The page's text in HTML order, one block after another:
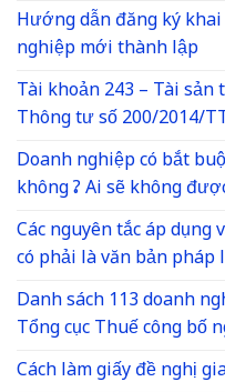
Hướng dẫn đăng ký
nghiệp mới thành lập
Tài khoản 243 – Tài
Thông tư số 200/2014/
Doanh nghiệp có bắt
không ? Ai sẽ không
Các nguyên tắc áp
có phải là văn bản pháp
Danh sách 113 doanh
Tổng cục Thuế công bố
Cách làm giấy đề nghị